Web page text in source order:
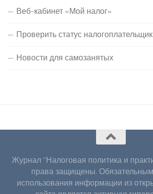
Веб-кабинет «Мой налог»
Проверить статус
Новости для самозанятых
Журнал "Налоговая политика и
права защищены.
использования информации из